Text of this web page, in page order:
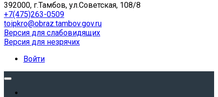
392000, г.Тамбов, ул.Советская, 108/8
+7(475)263-0509
toipkro@obraz.tambov.gov.ru
Версия для слабовидящих
Версия для незрячих
Войти